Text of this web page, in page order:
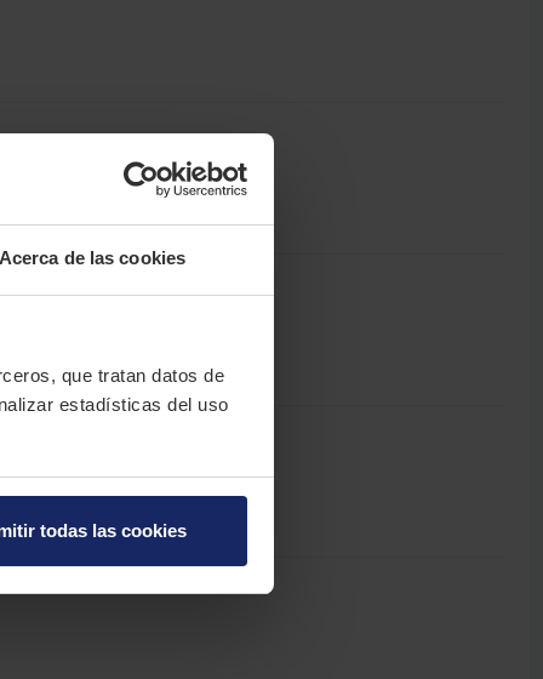
Acerca de las cookies
que tratan datos de
estadísticas del uso
todas las cookies